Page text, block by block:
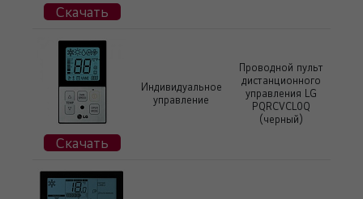
Скачать
Скачать
Индивидуальное
управление
Проводной пульт
дистанционного
управления LG
PQRCVCL0Q
(черный)